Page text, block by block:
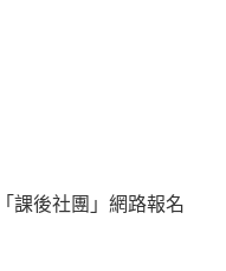
課後社團」網路報名